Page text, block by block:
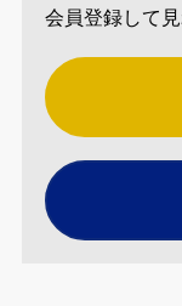
会員登録して